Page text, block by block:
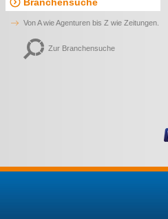
Von A wie Agenturen bis Z wie Zeitungen.
Zur Branchensuche